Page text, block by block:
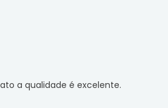
a qualidade é excelente.